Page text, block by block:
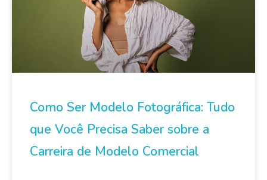
Como Ser Modelo Fotográfica: Tudo
que Você Precisa Saber sobre a
Carreira de Modelo Comercial